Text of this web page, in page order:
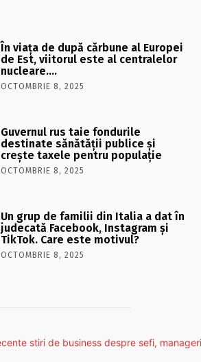
În viaţa de după cărbune al Europei
de Est, viitorul este al centralelor
nucleare….
OCTOMBRIE 8, 2025
Guvernul rus taie fondurile
destinate sănătății publice și
crește taxele pentru populație
OCTOMBRIE 8, 2025
Un grup de familii din Italia a dat în
judecată Facebook, Instagram și
TikTok. Care este motivul?
OCTOMBRIE 8, 2025